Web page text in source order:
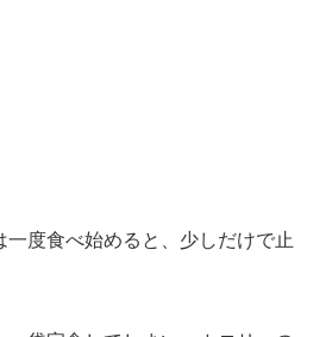
一度食べ始めると、少しだけで止